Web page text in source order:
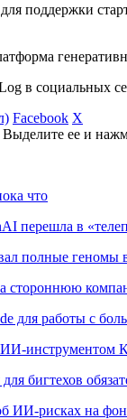
поддержки
в социальных
Facebook X
ее и
что
перешла в
полные геномы
стороннюю
для работы с
ИИ-инструментом
бигтехов
ИИ-рисках на